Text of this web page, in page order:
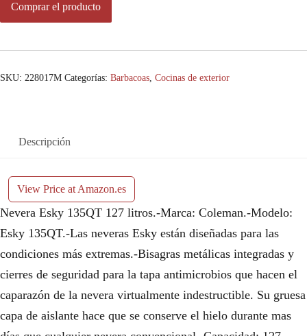
Comprar el producto
SKU: 228017M Categorías: Barbacoas, Cocinas de exterior
Descripción
View Price at Amazon.es
Nevera Esky 135QT 127 litros.-Marca: Coleman.-Modelo:
Esky 135QT.-Las neveras Esky están diseñadas para las
condiciones más extremas.-Bisagras metálicas integradas y
cierres de seguridad para la tapa antimicrobios que hacen el
caparazón de la nevera virtualmente indestructible. Su gruesa
capa de aislante hace que se conserve el hielo durante mas